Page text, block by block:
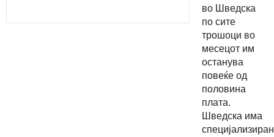
нивните
плати
во Шведска
по сите
трошоци во
месецот им
останува
повеќе од
половина
плата.
Шведска има